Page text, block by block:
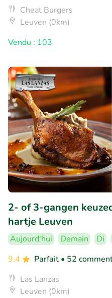
Cheat Burgers
Leuven (0km)
Vendu : 103
2- of 3-gangen
hartje Leuven
Aujourd'hui Demain Di
9.4
Parfait • 52
Las Lanzas
Leuven (0km)